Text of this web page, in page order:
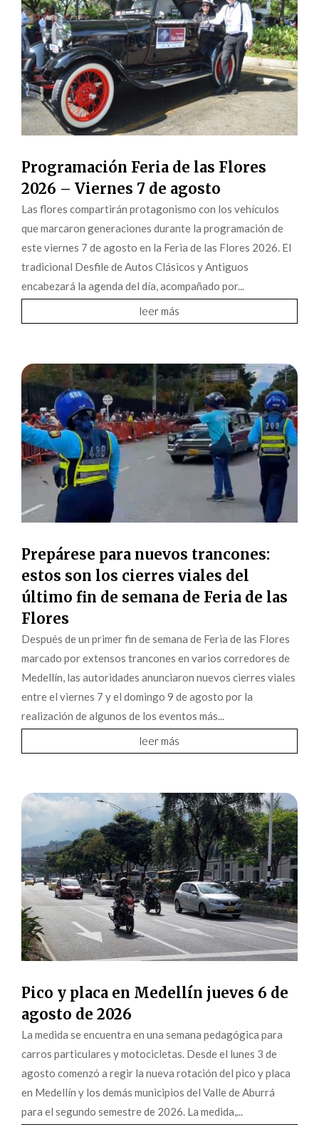
Programación Feria de las Flores
2026 – Viernes 7 de agosto
Las flores compartirán protagonismo con los vehículos
que marcaron generaciones durante la programación de
este viernes 7 de agosto en la Feria de las Flores 2026. El
tradicional Desfile de Autos Clásicos y Antiguos
encabezará la agenda del día, acompañado por...
leer más
Prepárese para nuevos trancones:
estos son los cierres viales del
último fin de semana de Feria de las
Flores
Después de un primer fin de semana de Feria de las Flores
marcado por extensos trancones en varios corredores de
Medellín, las autoridades anunciaron nuevos cierres viales
entre el viernes 7 y el domingo 9 de agosto por la
realización de algunos de los eventos más...
leer más
Pico y placa en Medellín jueves 6 de
agosto de 2026
La medida se encuentra en una semana pedagógica para
carros particulares y motocicletas. Desde el lunes 3 de
agosto comenzó a regir la nueva rotación del pico y placa
en Medellín y los demás municipios del Valle de Aburrá
para el segundo semestre de 2026. La medida,...